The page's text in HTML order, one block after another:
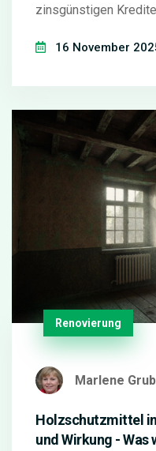
zinsgünstigen
16 November
Renovierung
Marlene
Holzschutzmittel
und Wirkung -